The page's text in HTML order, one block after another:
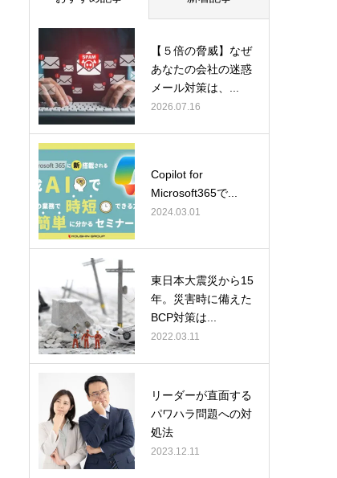
【５倍の脅威】なぜ
あなたの会社の迷惑
メール対策は、...
2026.07.16
Copilot for
Microsoft365で...
2024.03.01
東日本大震災から15
年。災害時に備えた
BCP対策は...
2022.03.11
リーダーが直面する
パワハラ問題への対
処法
2023.12.11